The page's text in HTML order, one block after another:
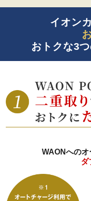
イオン
おトクな3
WAONへの
ダ